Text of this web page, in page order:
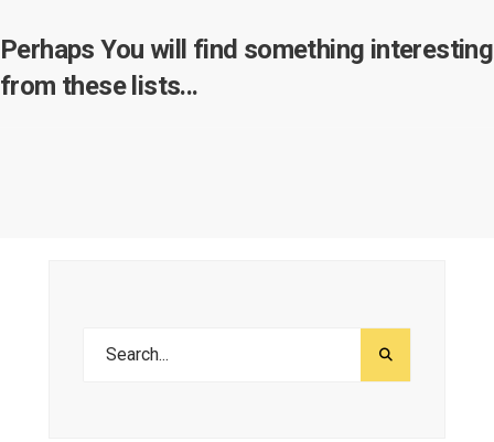
Perhaps You will find something interesting
from these lists...